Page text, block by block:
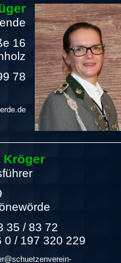
16
78
Kröger
35 / 83 72
0 / 197 320 229